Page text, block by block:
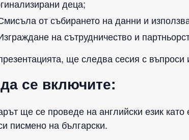
деца;
от събирането на данни и
на сътрудничество и
ще следва сесия с
се включите:
ще се проведе на английски език
писмено на български.